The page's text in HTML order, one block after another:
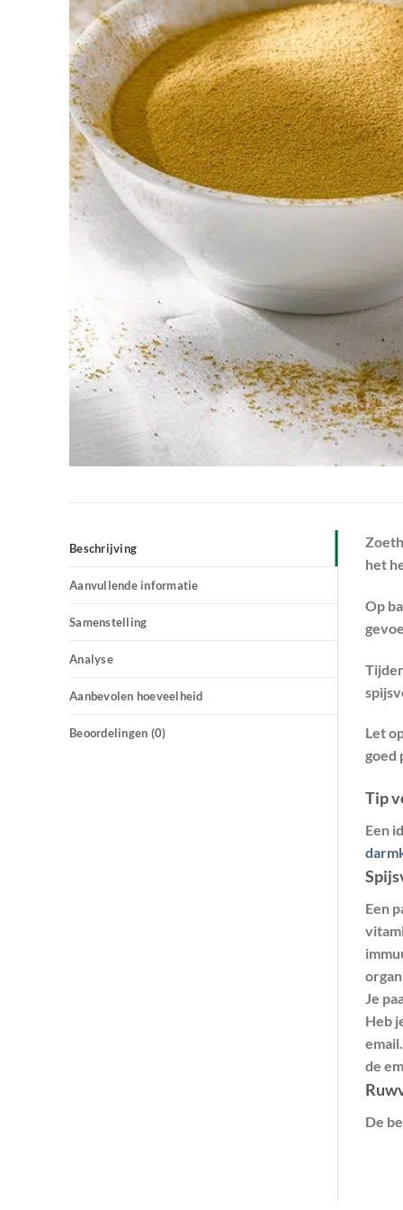
Beschrijving
Aanvullende informatie
Samenstelling
Analyse
Aanbevolen hoeveelheid
Beoordelingen (0)
het
Op
Let
goed
Tip
Een
Een
Je
Heb
de
De